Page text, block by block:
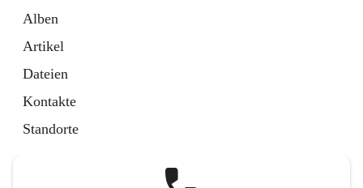
Alben
Artikel
Dateien
Kontakte
Standorte